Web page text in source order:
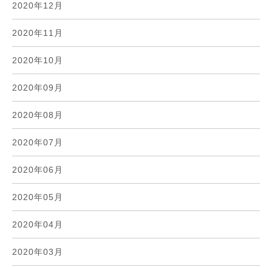
2020年12月
2020年11月
2020年10月
2020年09月
2020年08月
2020年07月
2020年06月
2020年05月
2020年04月
2020年03月